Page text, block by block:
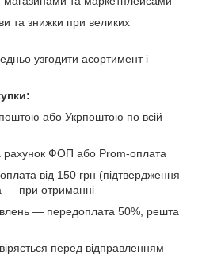
та знижки при великих
узгодити асортимент і
або Укрпоштою по всій
рахунок ФОП або Prom-оплата
від 150 грн (підтвердження
— при отриманні
— передоплата 50%, решта
перед відправленням —